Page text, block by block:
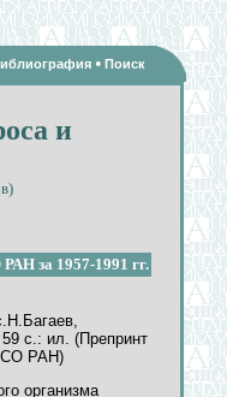
• Поиск
и
за 1957-1991 гг.
с.: ил. (Препринт
СО РАН)
организма